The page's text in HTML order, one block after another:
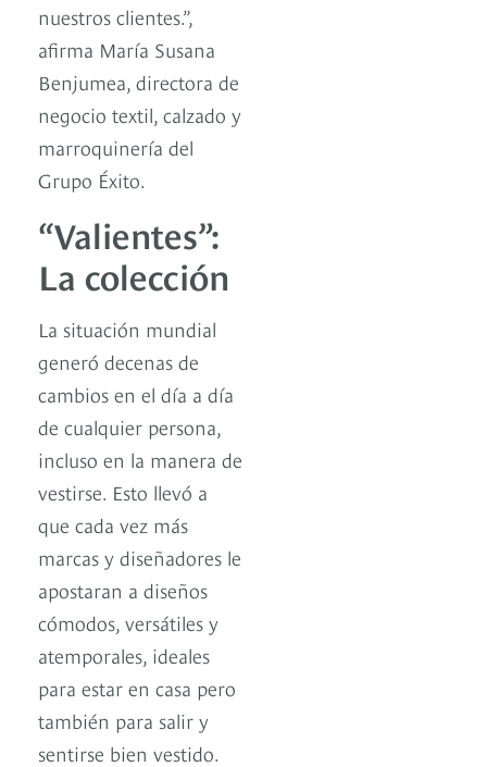
nuestros clientes.”,
afirma María Susana
Benjumea, directora de
negocio textil, calzado y
marroquinería del
Grupo Éxito.
“Valientes”:
La colección
La situación mundial
generó decenas de
cambios en el día a día
de cualquier persona,
incluso en la manera de
vestirse. Esto llevó a
que cada vez más
marcas y diseñadores le
apostaran a diseños
cómodos, versátiles y
atemporales, ideales
para estar en casa pero
también para salir y
sentirse bien vestido.